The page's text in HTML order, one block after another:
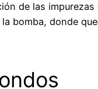
de las impurezas
bomba, donde